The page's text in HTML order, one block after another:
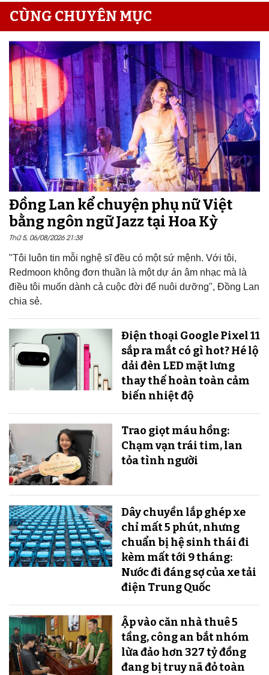
CÙNG CHUYÊN MỤC
Đồng Lan kể chuyện phụ nữ Việt
bằng ngôn ngữ Jazz tại Hoa Kỳ
Thứ 5, 06/08/2026 21:38
"Tôi luôn tin mỗi nghệ sĩ đều có một sứ mệnh. Với tôi,
Redmoon không đơn thuần là một dự án âm nhạc mà là
điều tôi muốn dành cả cuộc đời để nuôi dưỡng", Đồng Lan
chia sẻ.
Điện thoại Google Pixel 11
sắp ra mắt có gì hot? Hé lộ
dải đèn LED mặt lưng
thay thế hoàn toàn cảm
biến nhiệt độ
Trao giọt máu hồng:
Chạm vạn trái tim, lan
tỏa tình người
Dây chuyền lắp ghép xe
chỉ mất 5 phút, nhưng
chuẩn bị hệ sinh thái đi
kèm mất tới 9 tháng:
Nước đi đáng sợ của xe tải
điện Trung Quốc
Ập vào căn nhà thuê 5
tầng, công an bắt nhóm
lừa đảo hơn 327 tỷ đồng
đang bị truy nã đỏ toàn